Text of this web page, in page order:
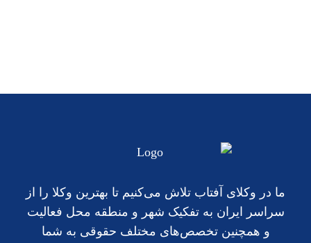
ما در وکلای آفتاب تلاش می‌کنیم تا بهترین وکلا را از
سراسر ایران به تفکیک شهر و منطقه محل فعالیت
و همچنین تخصص‌های مختلف حقوقی به شما